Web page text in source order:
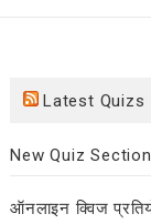
Latest Quizs
New Quiz
ऑनलाइन क्विज